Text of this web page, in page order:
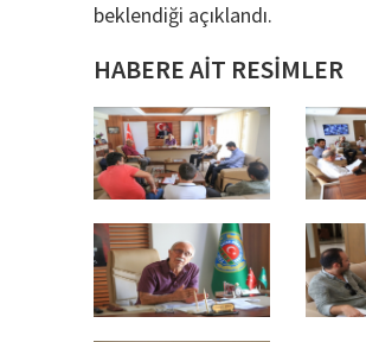
beklendiği açıklandı.
HABERE AİT RESİMLER